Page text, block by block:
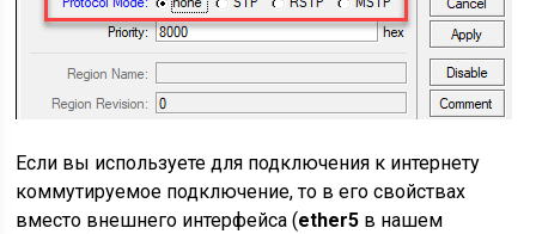
Если вы используете для подключения к интернету
коммутируемое подключение, то в его свойствах
вместо внешнего интерфейса (ether5 в нашем